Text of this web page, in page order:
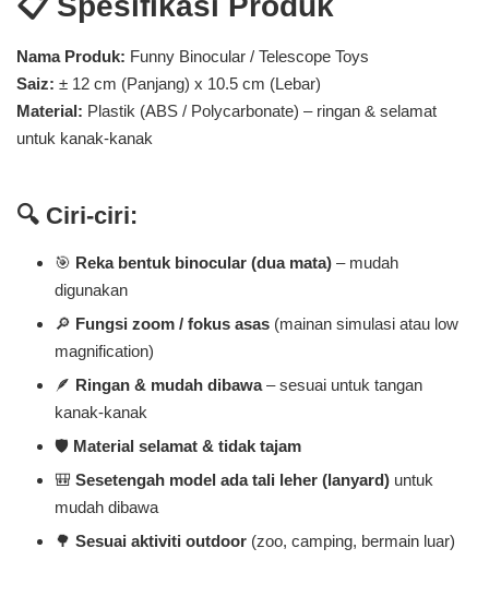
Nama Produk: Funny Binocular / Telescope Toys
Saiz: ± 12 cm (Panjang) x 10.5 cm (Lebar)
Material: Plastik (ABS / Polycarbonate) – ringan & selamat
untuk kanak-kanak
🔍 Ciri-ciri:
🎯 Reka bentuk binocular (dua mata) – mudah
digunakan
🔎 Fungsi zoom / fokus asas (mainan simulasi atau low
magnification)
🪶 Ringan & mudah dibawa– sesuai untuk tangan
kanak-kanak
🛡️ Material selamat & tidak tajam
🎒 Sesetengah model ada tali leher (lanyard) untuk
mudah dibawa
🌳 Sesuai aktiviti outdoor (zoo, camping, bermain luar)